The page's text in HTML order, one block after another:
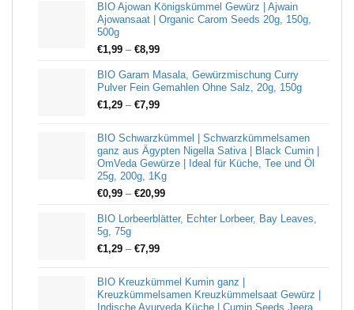
BIO Ajowan Königskümmel Gewürz | Ajwain
Ajowansaat | Organic Carom Seeds 20g, 150g,
500g
€1,99– €8,99
BIO Garam Masala, Gewürzmischung Curry
Pulver Fein Gemahlen Ohne Salz, 20g, 150g
€1,29– €7,99
BIO Schwarzkümmel | Schwarzkümmelsamen
ganz aus Ägypten Nigella Sativa | Black Cumin |
OmVeda Gewürze | Ideal für Küche, Tee und Öl
25g, 200g, 1Kg
€0,99– €20,99
BIO Lorbeerblätter, Echter Lorbeer, Bay Leaves,
5g, 75g
€1,29– €7,99
BIO Kreuzkümmel Kumin ganz |
Kreuzkümmelsamen Kreuzkümmelsaat Gewürz |
Indische Ayurveda Küche | Cumin Seeds Jeera